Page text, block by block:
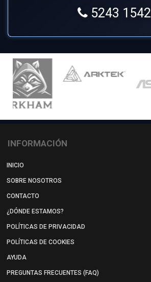
5243 1542
INFORMACIÓN
INICIO
SOBRE NOSOTROS
CONTACTO
¿DÓNDE ESTAMOS?
POLÍTICAS DE PRIVACIDAD
POLÍTICAS DE COOKIES
AYUDA
PREGUNTAS FRECUENTES (FAQ)